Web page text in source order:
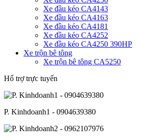
Xe đầu kéo CA4143
Xe đầu kéo CA4163
Xe đầu kéo CA4181
Xe đầu kéo CA4252
Xe đầu kéo CA4250 390HP
Xe trộn bê tông
Xe trộn bê tông CA5250
Hổ trợ trực tuyến
P. Kinhdoanh1 - 0904639380